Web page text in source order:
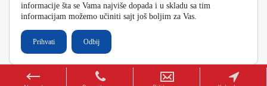
2026 Copyright Energy Auto Gume
informacije šta se Vama najviše dopada i u skladu sa tim
informacijam možemo učiniti sajt još boljim za Vas.
Prihvati Odbij